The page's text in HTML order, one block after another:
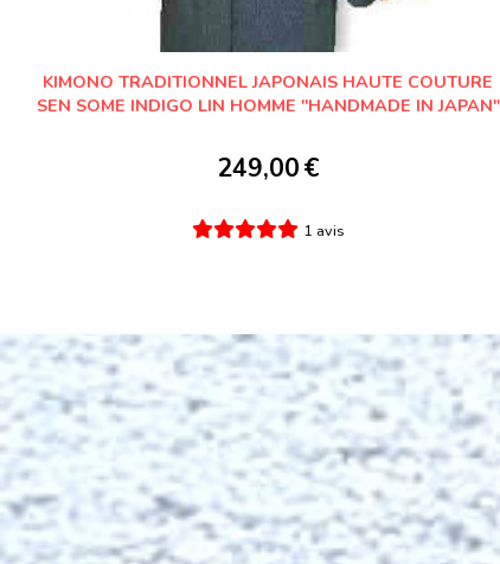
KIMONO TRADITIONNEL JAPONAIS HAUTE COUTURE
SEN SOME INDIGO LIN HOMME "HANDMADE IN JAPAN"
249,00€
1 avis